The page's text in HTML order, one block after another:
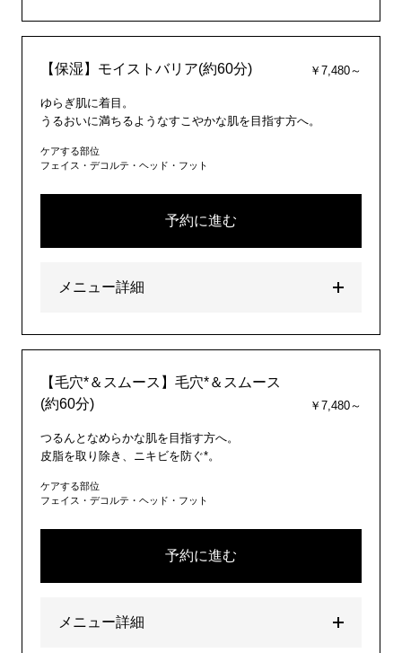
【保湿】モイストバリア(約60分) ￥7,480～
ゆらぎ肌に着目。
うるおいに満ちるようなすこやかな肌を目指す方へ。
ケアする部位
フェイス・デコルテ・ヘッド・フット
予約に進む
メニュー詳細
【毛穴*＆スムース】毛穴*＆スムース
(約60分)
￥7,480～
つるんとなめらかな肌を目指す方へ。
皮脂を取り除き、ニキビを防ぐ*。
ケアする部位
フェイス・デコルテ・ヘッド・フット
予約に進む
メニュー詳細